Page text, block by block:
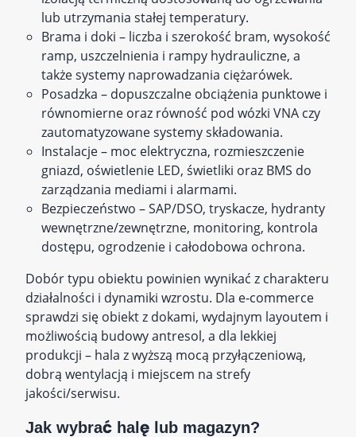
lub utrzymania stałej temperatury.
Brama i doki – liczba i szerokość bram, wysokość
ramp, uszczelnienia i rampy hydrauliczne, a
także systemy naprowadzania ciężarówek.
Posadzka – dopuszczalne obciążenia punktowe i
równomierne oraz równość pod wózki VNA czy
zautomatyzowane systemy składowania.
Instalacje – moc elektryczna, rozmieszczenie
gniazd, oświetlenie LED, świetliki oraz BMS do
zarządzania mediami i alarmami.
Bezpieczeństwo – SAP/DSO, tryskacze, hydranty
wewnętrzne/zewnętrzne, monitoring, kontrola
dostępu, ogrodzenie i całodobowa ochrona.
Dobór typu obiektu powinien wynikać z charakteru
działalności i dynamiki wzrostu. Dla e‑commerce
sprawdzi się obiekt z dokami, wydajnym layoutem i
możliwością budowy antresol, a dla lekkiej
produkcji – hala z wyższą mocą przyłączeniową,
dobrą wentylacją i miejscem na strefy
jakości/serwisu.
Jak wybrać halę lub magazyn?